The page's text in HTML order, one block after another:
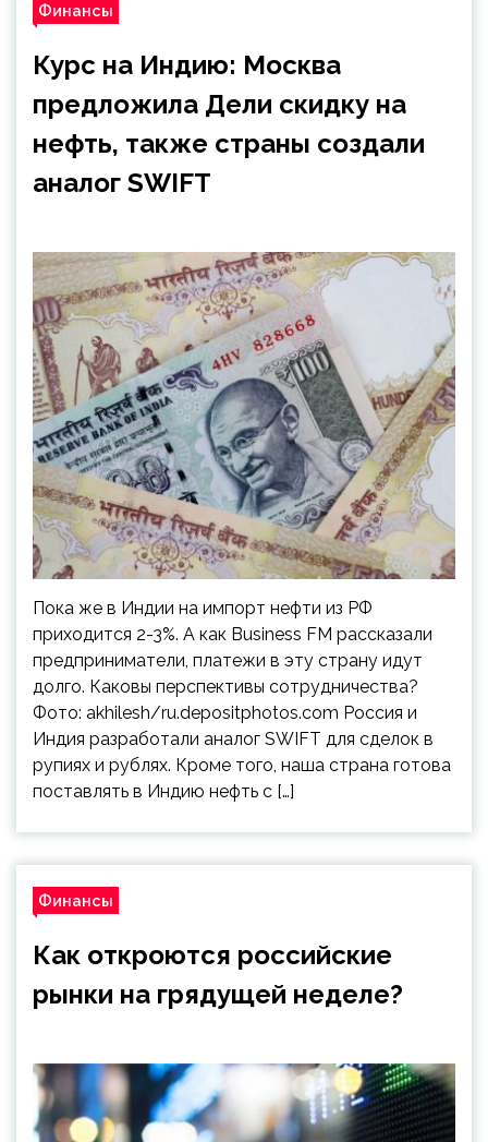
Финансы
Курс на Индию: Москва
предложила Дели скидку на
нефть, также страны создали
аналог SWIFT
Пока же в Индии на импорт нефти из РФ
приходится 2-3%. А как Business FM рассказали
предприниматели, платежи в эту страну идут
долго. Каковы перспективы сотрудничества?
Фото: akhilesh/ru.depositphotos.com Россия и
Индия разработали аналог SWIFT для сделок в
рупиях и рублях. Кроме того, наша страна готова
поставлять в Индию нефть с […]
Финансы
Как откроются российские
рынки на грядущей неделе?